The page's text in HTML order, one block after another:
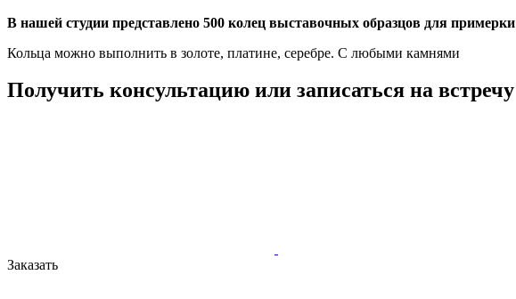
В нашей студии представлено 500 колец выставочных образцов для примерки
Кольца можно выполнить в золоте, платине, серебре. С любыми камнями
Получить консультацию или записаться на встречу
Заказать